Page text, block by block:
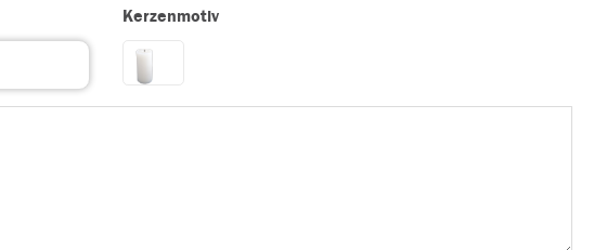
Kerzenmotiv